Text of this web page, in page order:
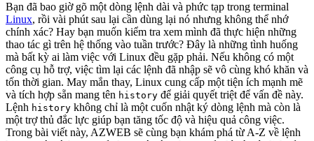
Bạn đã bao giờ gõ một dòng lệnh dài và phức tạp trong terminal
Linux, rồi vài phút sau lại cần dùng lại nó nhưng không thể nhớ
chính xác? Hay bạn muốn kiểm tra xem mình đã thực hiện những
thao tác gì trên hệ thống vào tuần trước? Đây là những tình huống
mà bất kỳ ai làm việc với Linux đều gặp phải. Nếu không có một
công cụ hỗ trợ, việc tìm lại các lệnh đã nhập sẽ vô cùng khó khăn và
tốn thời gian. May mắn thay, Linux cung cấp một tiện ích mạnh mẽ
và tích hợp sẵn mang tên history để giải quyết triệt để vấn đề này.
Lệnh history không chỉ là một cuốn nhật ký dòng lệnh mà còn là
một trợ thủ đắc lực giúp bạn tăng tốc độ và hiệu quả công việc.
Trong bài viết này, AZWEB sẽ cùng bạn khám phá từ A-Z về lệnh